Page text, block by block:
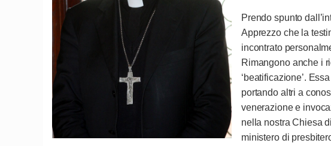
Prendo spunto
Apprezzo che la
incontrato
Rimangono anche i
‘beatificazione’.
portando altri a
venerazione e
nella nostra Chiesa
ministero di